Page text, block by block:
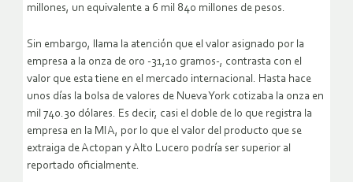
millones, un equivalente a 6 mil 840 millones de pesos.
Sin embargo, llama la atención que el valor asignado por la
empresa a la onza de oro -31,10 gramos-, contrasta con el
valor que esta tiene en el mercado internacional. Hasta hace
unos días la bolsa de valores de Nueva York cotizaba la onza en
mil 740.30 dólares. Es decir, casi el doble de lo que registra la
empresa en la MIA, por lo que el valor del producto que se
extraiga de Actopan y Alto Lucero podría ser superior al
reportado oficialmente.